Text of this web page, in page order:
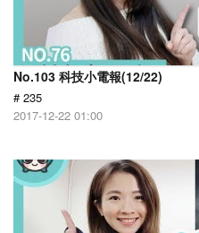
No.103 科技小電報(12/22)
# 235
2017-12-22 01:00